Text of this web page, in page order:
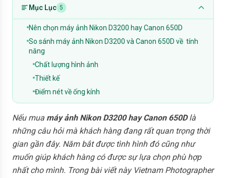
Mục Lục 5
Nên chọn máy ảnh Nikon D3200 hay Canon 650D
So sánh máy ảnh Nikon D3200 và Canon 650D về tính
năng
Chất lượng hình ảnh
Thiết kế
Điểm nét về ống kính
Nếu mua máy ảnh Nikon D3200 hay Canon 650Dlà
những câu hỏi mà khách hàng đang rất quan trọng thời
gian gần đây. Năm bắt được tình hình đó cũng như
muốn giúp khách hàng có được sự lựa chọn phù hợp
nhất cho mình. Trong bài viết này Vietnam Photographer